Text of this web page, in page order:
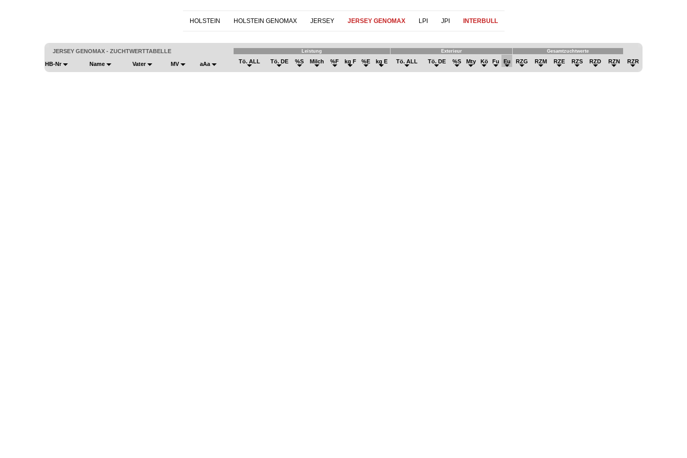
HOLSTEIN HOLSTEIN GENOMAX JERSEY JERSEY GENOMAX LPI JPI INTERBULL
JERSEY GENOMAX - ZUCHTWERTTABELLE Leistung Exterieur Gesamtzuchtwerte
HB-Nr Name Vater MV aAa Tö. ALL Tö. DE %S Milch %F kg F %E kg E Tö. ALL Tö. DE %S Mty Kö Fu Eu RZG RZM RZE RZS RZD RZN RZR